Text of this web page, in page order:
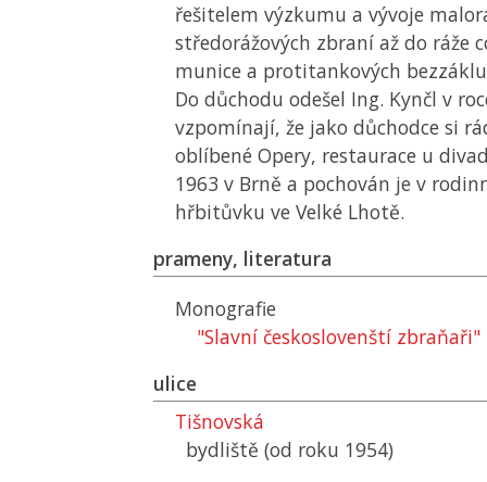
řešitelem výzkumu a vývoje
středorážových zbraní až do ráže
munice a protitankových
Do důchodu odešel Ing. Kynčl v
vzpomínají, že jako důchodce si
oblíbené Opery, restaurace u
1963 v Brně a pochován je v
hřbitůvku ve Velké Lhotě.
prameny, literatura
Monografie
"Slavní českoslovenští zbraňaři"
ulice
Tišnovská
bydliště (od roku 1954)